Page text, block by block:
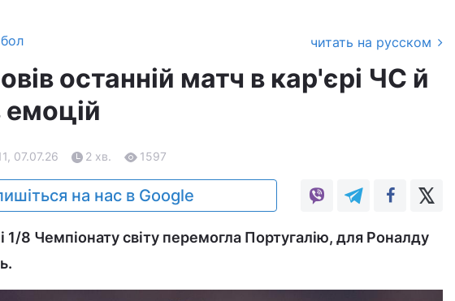
читать на русском
останній матч в кар'єрі ЧС й
07.07.26 2 хв. 1597
на нас в Google
1/8 Чемпіонату світу перемогла Португалію, для Роналду